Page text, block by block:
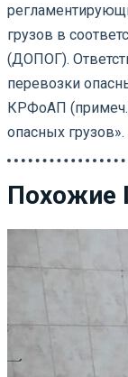
грузов в
(ДОПОГ).
перевозки
КРФоАП
опасных грузов».
Похожие